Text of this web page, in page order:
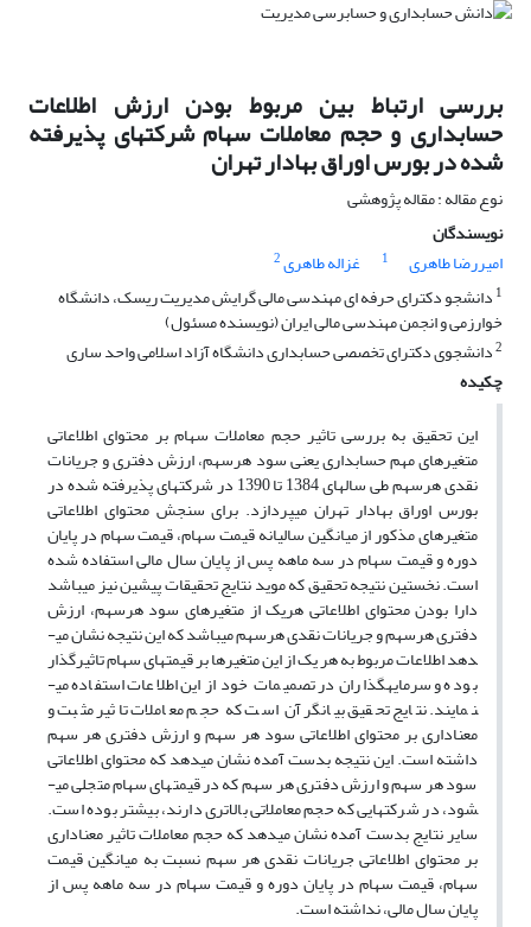
بررسی ارتباط بین مربوط بودن ارزش اطلاعات
حسابداری و حجم معاملات سهام شرکتهای پذیرفته
شده در بورس اوراق بهادار تهران
نوع مقاله : مقاله پژوهشی
نویسندگان
امیررضا طاهری
1 غزاله طاهری2
1 دانشجو دکترای حرفه ای مهندسی مالی گرایش مدیریت ریسک، دانشگاه
خوارزمی و انجمن مهندسی مالی ایران (نویسنده مسئول)
2دانشجوی دکترای تخصصی حسابداری دانشگاه آزاد اسلامی واحد ساری
چکیده
این تحقیق به بررسی تاثیر حجم معاملات سهام بر محتوای اطلاعاتی
متغیرهای مهم حسابداری یعنی سود هرسهم، ارزش دفتری و جریانات
نقدی هرسهم طی سال­های 1384 تا 1390 در شرکت­های پذیرفته شده در
بورس اوراق بهادار تهران می­پردازد. برای سنجش محتوای اطلاعاتی
متغیرهای مذکور از میانگین سالیانه قیمت سهام، قیمت سهام در پایان
دوره و قیمت سهام در سه ماهه پس از پایان سال مالی استفاده شده
است. نخستین نتیجه تحقیق که موید نتایج تحقیقات پیشین نیز می­باشد
دارا بودن محتوای اطلاعاتی هریک از متغیرهای سود هرسهم، ارزش
دفتری هرسهم و جریانات نقدی هرسهم می­باشد که این نتیجه نشان می­
دهد اطلاعات مربوط به هر یک از این متغیرها بر قیمت­های سهام تاثیرگذار
بوده و سرمایه­گذاران در تصمیمات خود از این اطلاعات استفاده می­
نمایند. نتایج تحقیق بیانگر آن است که حجم معاملات تاثیر مثبت و
معناداری بر محتوای اطلاعاتی سود هر سهم و ارزش دفتری هر سهم
داشته است. این نتیجه بدست آمده نشان می­دهد که محتوای اطلاعاتی
سود هر سهم و ارزش دفتری هر سهم که در قیمت­های سهام متجلی می­
شود، در شرکت­هایی که حجم معاملاتی بالاتری دارند، بیشتر بوده است.
سایر نتایج بدست آمده نشان می­دهد که حجم معاملات تاثیر معناداری
بر محتوای اطلاعاتی جریانات نقدی هر سهم نسبت به میانگین قیمت
سهام، قیمت سهام در پایان دوره و قیمت سهام در سه ماهه پس از
پایان سال مالی، نداشته است.